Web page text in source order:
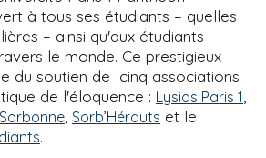
à tous ses étudiants – quelles
– ainsi qu'aux étudiants
le monde. Ce prestigieux
du soutien de cinq associations
de l'éloquence : Lysias Paris 1
Sorb’Hérauts et le
.